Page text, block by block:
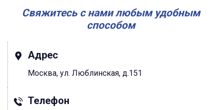
Свяжитесь с нами любым удобным
способом
Адрес
Москва, ул. Люблинская, д.151
Телефон